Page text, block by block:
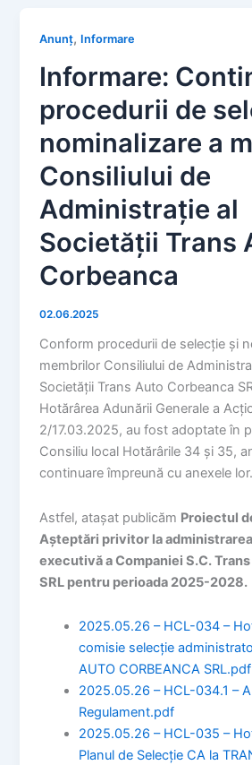
Anunț, Informare
Informare:
procedurii de
nominalizare a
Consiliului de
Administrație al
Societății Trans
Corbeanca
02.06.2025
Conform procedurii de selecție și
membrilor Consiliului de
Societății Trans Auto Corbeanca
Hotărârea Adunării Generale a
2/17.03.2025, au fost adoptate în
Consiliu local Hotărârile 34 și 35,
continuare împreună cu anexele lor.
Astfel, atașat publicăm Proiectul
Așteptări privitor la
executivă a Companiei S.C.
SRL pentru perioada 2025-2028.
2025.05.26 – HCL-034 –
comisie selecție
AUTO CORBEANCA SRL.pdf
2025.05.26 – HCL-034.1 –
Regulament.pdf
2025.05.26 – HCL-035 –
Planul de Selecție CA la